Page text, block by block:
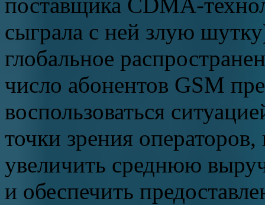
сыграла с ней злую
глобальное
число абонентов GSM
воспользоваться
точки зрения
увеличить среднюю
и обеспечить